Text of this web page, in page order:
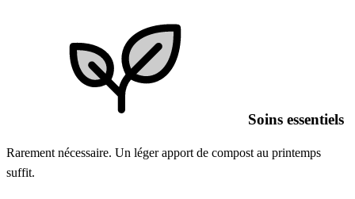
Soins essentiels
Rarement nécessaire. Un léger apport de compost au printemps
suffit.